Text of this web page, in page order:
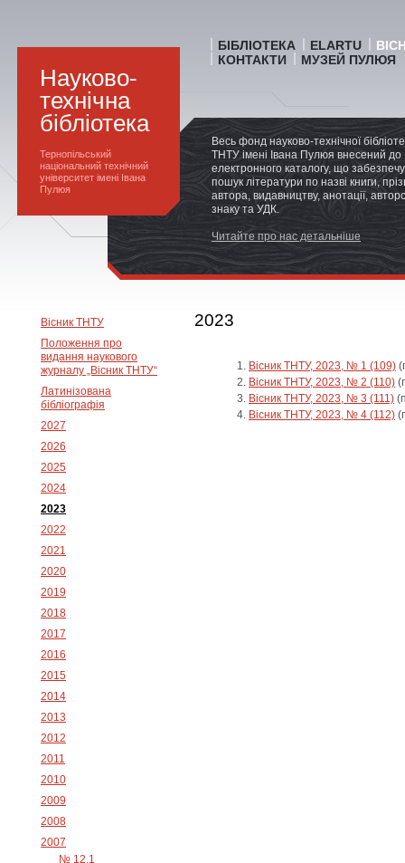
Науково-
технічна
бібліотека
Тернопільський
національний технічний
університет імені Івана
Пулюя
БІБЛІОТЕКА ELARTU
КОНТАКТИ
МУЗЕЙ ПУЛЮЯ
Весь фонд науково-технічної
ТНТУ імені Івана Пулюя внесений до
електронного каталогу, що
пошук літератури по назві книги,
автора, видавництву, анотації,
знаку та УДК.
Читайте про нас детальніше
Вісник ТНТУ
Положення про
видання наукового
журналу „Вісник ТНТУ“
Латинізована
бібліографія
2027
2026
2025
2024
2023
2022
2021
2020
2019
2018
2017
2016
2015
2014
2013
2012
2011
2010
2009
2008
2007
№ 12.1
2023
Вісник ТНТУ, 2023, № 1 (109)
Вісник ТНТУ, 2023, № 2 (110)
Вісник ТНТУ, 2023, № 3 (111)
Вісник ТНТУ, 2023, № 4 (112)